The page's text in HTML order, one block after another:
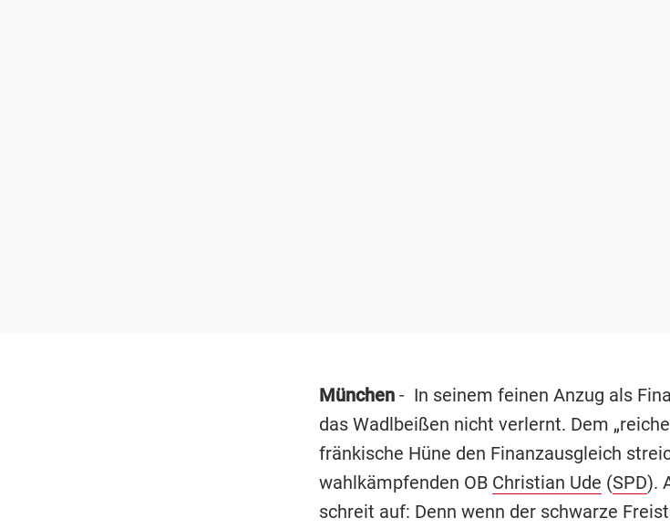
München- In seinem feinen Anzug als
das Wadlbeißen nicht verlernt. Dem
fränkische Hüne den Finanzausgleich
wahlkämpfenden OB Christian Ude (SPD).
schreit auf: Denn wenn der schwarze